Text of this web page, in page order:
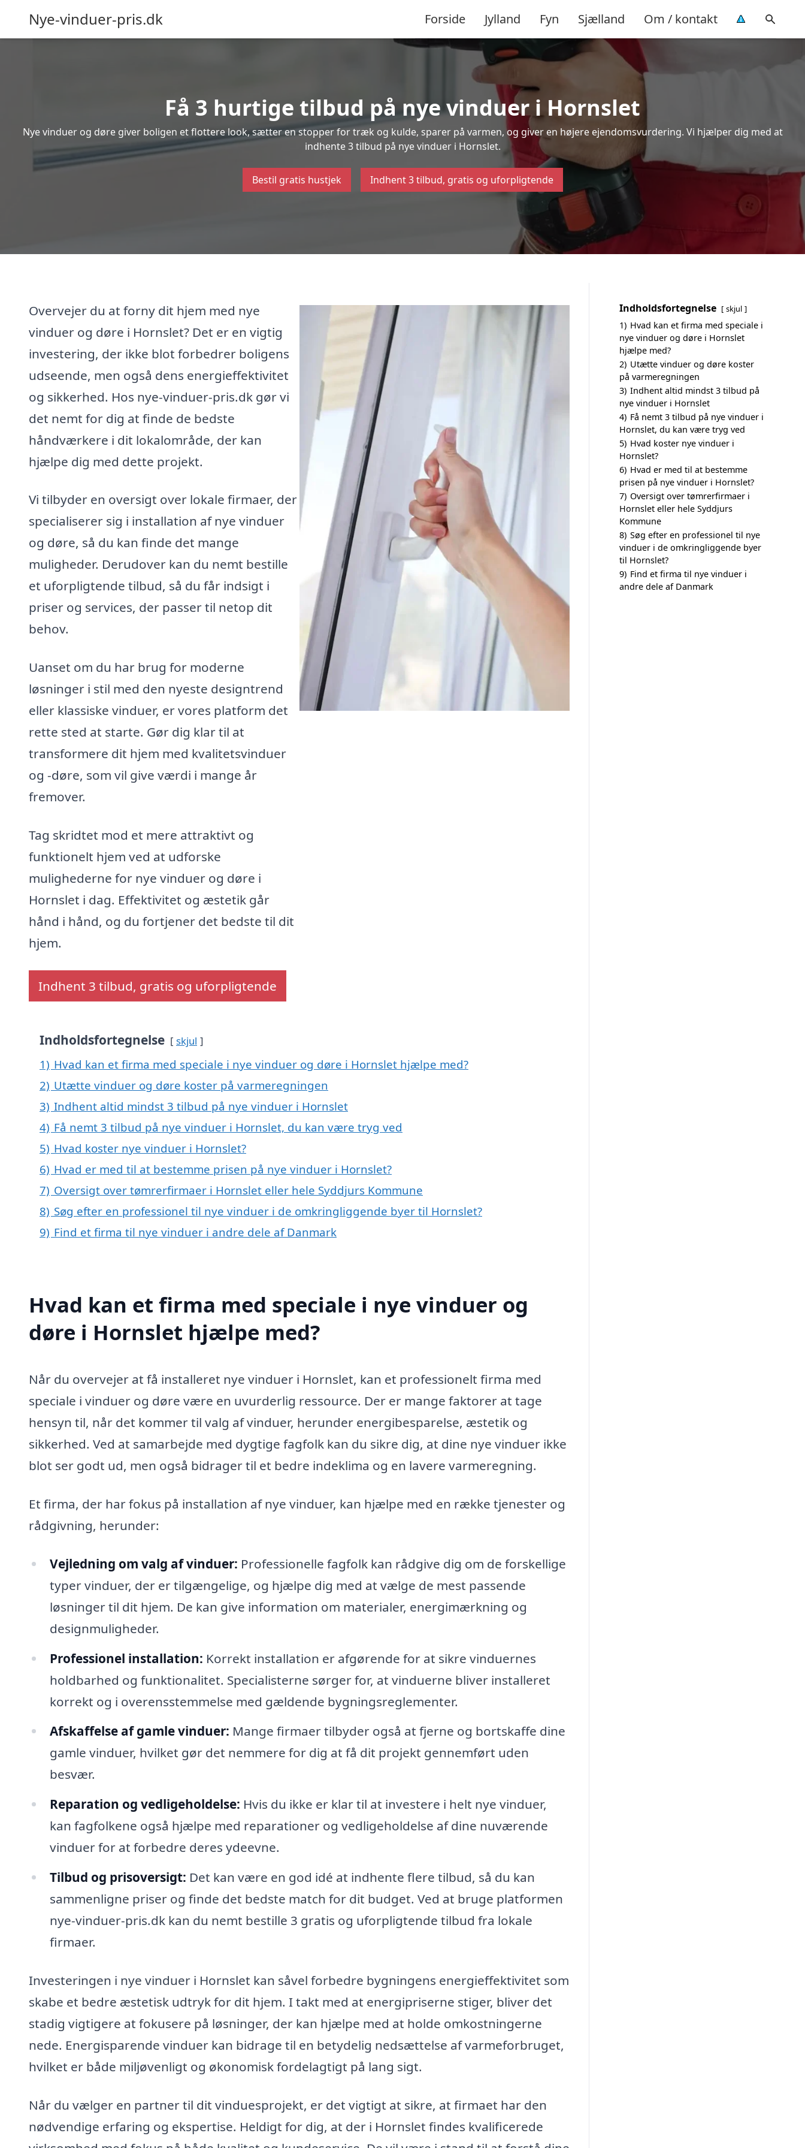
Nye-vinduer-pris.dk Forside Jylland Fyn Sjælland Om / kontakt
Få 3 hurtige tilbud på nye vinduer i Hornslet
Nye vinduer og døre giver boligen et flottere look, sætter en stopper for træk og kulde, sparer på varmen, og giver en højere ejendomsvurdering. Vi hjælper dig med at
indhente 3 tilbud på nye vinduer i Hornslet.
Bestil gratis hustjek Indhent 3 tilbud, gratis og uforpligtende
Overvejer du at forny dit hjem med nye
vinduer og døre i Hornslet? Det er en vigtig
investering, der ikke blot forbedrer boligens
udseende, men også dens energieffektivitet
og sikkerhed. Hos nye-vinduer-pris.dk gør vi
det nemt for dig at finde de bedste
håndværkere i dit lokalområde, der kan
hjælpe dig med dette projekt.
Vi tilbyder en oversigt over lokale firmaer, der
specialiserer sig i installation af nye vinduer
og døre, så du kan finde det mange
muligheder. Derudover kan du nemt bestille
et uforpligtende tilbud, så du får indsigt i
priser og services, der passer til netop dit
behov.
Uanset om du har brug for moderne
løsninger i stil med den nyeste designtrend
eller klassiske vinduer, er vores platform det
rette sted at starte. Gør dig klar til at
transformere dit hjem med kvalitetsvinduer
og -døre, som vil give værdi i mange år
fremover.
Tag skridtet mod et mere attraktivt og
funktionelt hjem ved at udforske
mulighederne for nye vinduer og døre i
Hornslet i dag. Effektivitet og æstetik går
hånd i hånd, og du fortjener det bedste til dit
hjem.
Indhent 3 tilbud, gratis og uforpligtende
Indholdsfortegnelse skjul
1) Hvad kan et firma med speciale i nye vinduer og døre i Hornslet hjælpe med?
2) Utætte vinduer og døre koster på varmeregningen
3) Indhent altid mindst 3 tilbud på nye vinduer i Hornslet
4) Få nemt 3 tilbud på nye vinduer i Hornslet, du kan være tryg ved
5) Hvad koster nye vinduer i Hornslet?
6) Hvad er med til at bestemme prisen på nye vinduer i Hornslet?
7) Oversigt over tømrerfirmaer i Hornslet eller hele Syddjurs Kommune
8) Søg efter en professionel til nye vinduer i de omkringliggende byer til Hornslet?
9) Find et firma til nye vinduer i andre dele af Danmark
Hvad kan et firma med speciale i nye vinduer og
døre i Hornslet hjælpe med?
Når du overvejer at få installeret nye vinduer i Hornslet, kan et professionelt firma med
speciale i vinduer og døre være en uvurderlig ressource. Der er mange faktorer at tage
hensyn til, når det kommer til valg af vinduer, herunder energibesparelse, æstetik og
sikkerhed. Ved at samarbejde med dygtige fagfolk kan du sikre dig, at dine nye vinduer ikke
blot ser godt ud, men også bidrager til et bedre indeklima og en lavere varmeregning.
Et firma, der har fokus på installation af nye vinduer, kan hjælpe med en række tjenester og
rådgivning, herunder:
Vejledning om valg af vinduer: Professionelle fagfolk kan rådgive dig om de forskellige
typer vinduer, der er tilgængelige, og hjælpe dig med at vælge de mest passende
løsninger til dit hjem. De kan give information om materialer, energimærkning og
designmuligheder.
Professionel installation: Korrekt installation er afgørende for at sikre vinduernes
holdbarhed og funktionalitet. Specialisterne sørger for, at vinduerne bliver installeret
korrekt og i overensstemmelse med gældende bygningsreglementer.
Afskaffelse af gamle vinduer: Mange firmaer tilbyder også at fjerne og bortskaffe dine
gamle vinduer, hvilket gør det nemmere for dig at få dit projekt gennemført uden
besvær.
Reparation og vedligeholdelse: Hvis du ikke er klar til at investere i helt nye vinduer,
kan fagfolkene også hjælpe med reparationer og vedligeholdelse af dine nuværende
vinduer for at forbedre deres ydeevne.
Tilbud og prisoversigt: Det kan være en god idé at indhente flere tilbud, så du kan
sammenligne priser og finde det bedste match for dit budget. Ved at bruge platformen
nye-vinduer-pris.dk kan du nemt bestille 3 gratis og uforpligtende tilbud fra lokale
firmaer.
Investeringen i nye vinduer i Hornslet kan såvel forbedre bygningens energieffektivitet som
skabe et bedre æstetisk udtryk for dit hjem. I takt med at energipriserne stiger, bliver det
stadig vigtigere at fokusere på løsninger, der kan hjælpe med at holde omkostningerne
nede. Energisparende vinduer kan bidrage til en betydelig nedsættelse af varmeforbruget,
hvilket er både miljøvenligt og økonomisk fordelagtigt på lang sigt.
Når du vælger en partner til dit vinduesprojekt, er det vigtigt at sikre, at firmaet har den
nødvendige erfaring og ekspertise. Heldigt for dig, at der i Hornslet findes kvalificerede
Indholdsfortegnelse skjul
1) Hvad kan et firma med speciale i
nye vinduer og døre i Hornslet
hjælpe med?
2) Utætte vinduer og døre koster
på varmeregningen
3) Indhent altid mindst 3 tilbud på
nye vinduer i Hornslet
4) Få nemt 3 tilbud på nye vinduer i
Hornslet, du kan være tryg ved
5) Hvad koster nye vinduer i
Hornslet?
6) Hvad er med til at bestemme
prisen på nye vinduer i Hornslet?
7) Oversigt over tømrerfirmaer i
Hornslet eller hele Syddjurs
Kommune
8) Søg efter en professionel til nye
vinduer i de omkringliggende byer
til Hornslet?
9) Find et firma til nye vinduer i
andre dele af Danmark